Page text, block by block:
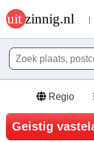
Regio
Geistig